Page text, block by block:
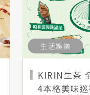
生活娛樂
KIRIN生茶
4本格美味巡